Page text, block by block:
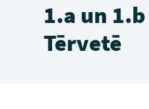
1.a un
Tērvetē